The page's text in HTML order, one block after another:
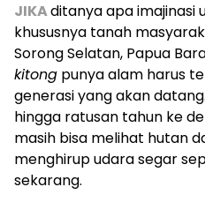
JIKAditanya apa imajinasi
khususnya tanah
Sorong Selatan, Papua
kitong punya alam harus
generasi yang akan
hingga ratusan tahun ke
masih bisa melihat hutan
menghirup udara segar
sekarang.